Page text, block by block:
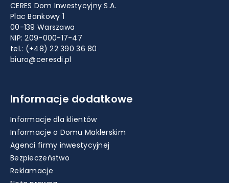
CERES Dom Inwestycyjny S.A.
Plac Bankowy 1
00-139 Warszawa
NIP: 209-000-17-47
tel.: (+48) 22 390 36 80
biuro@ceresdi.pl
Informacje dodatkowe
Informacje dla klientów
Informacje o Domu Maklerskim
Agenci firmy inwestycyjnej
Bezpieczeństwo
Reklamacje